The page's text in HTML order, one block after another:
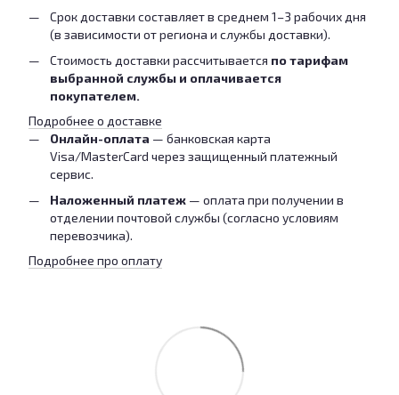
Срок доставки составляет в среднем 1–3 рабочих дня
(в зависимости от региона и службы доставки).
Стоимость доставки рассчитывается по тарифам
выбранной службы и оплачивается
покупателем.
Подробнее о доставке
Онлайн-оплата — банковская карта
Visa/MasterCard через защищенный платежный
сервис.
Наложенный платеж — оплата при получении в
отделении почтовой службы (согласно условиям
перевозчика).
Подробнее про оплату